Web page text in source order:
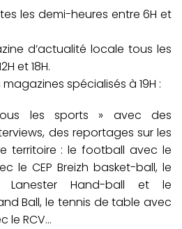
les demi-heures entre 6H et
d’actualité locale tous les
et 18H.
spécialisés à 19H :
les sports » avec des
des reportages sur les
territoire : le football avec le
le CEP Breizh basket-ball, le
Hand-ball et le
Ball, le tennis de table avec
le RCV…